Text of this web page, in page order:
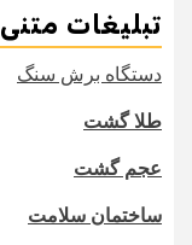
تبلیغات متنی
دستگاه برش سنگ
طلا گشت
عجم گشت
ساختمان سلامت